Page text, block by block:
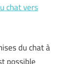
chat vers
du chat à